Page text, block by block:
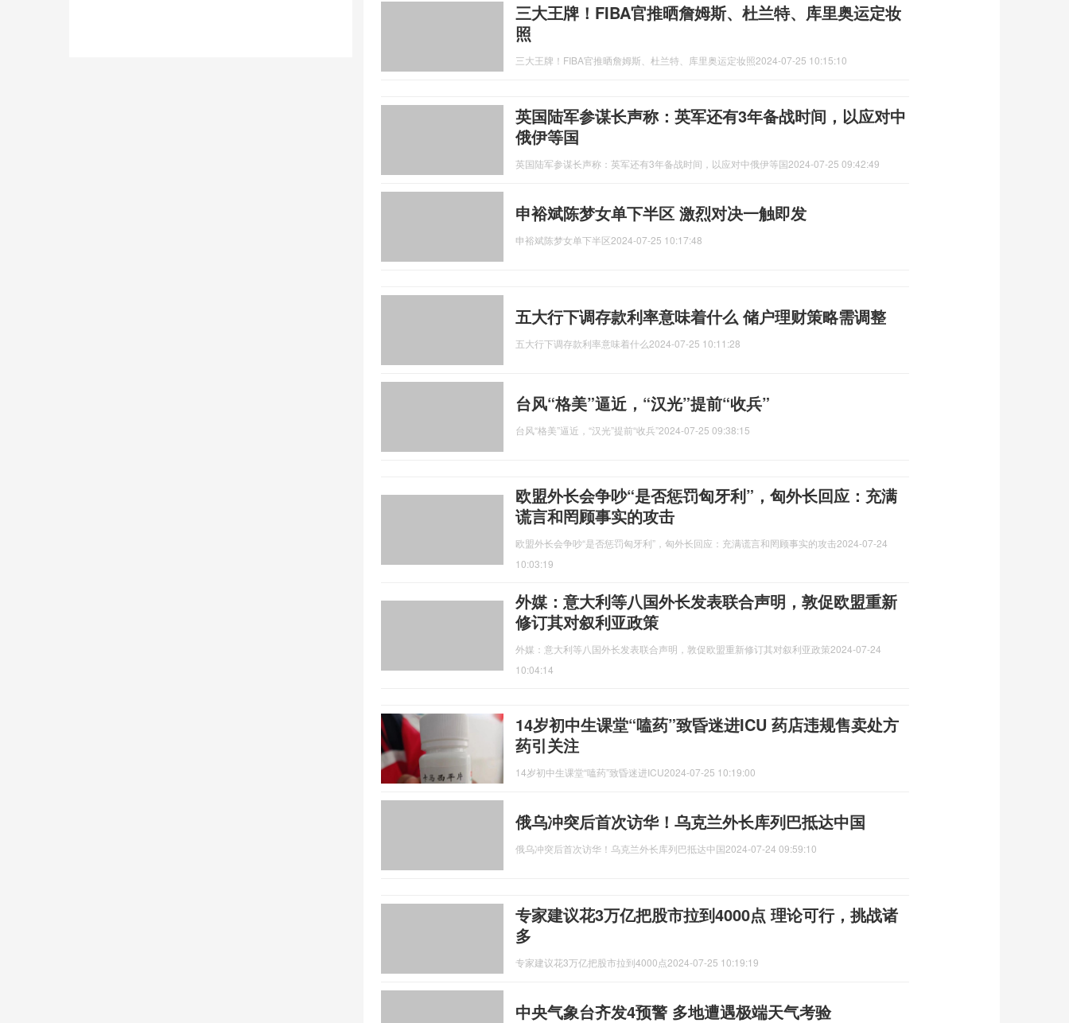
三大王牌！FIBA官推晒詹姆斯、杜兰特、库里奥运定妆
照
三大王牌！FIBA官推晒詹姆斯、杜兰特、库里奥运定妆照2024-07-25 10:15:10
英国陆军参谋长声称：英军还有3年备战时间，以应对中
俄伊等国
英国陆军参谋长声称：英军还有3年备战时间，以应对中俄伊等国2024-07-25 09:42:49
申裕斌陈梦女单下半区 激烈对决一触即发
申裕斌陈梦女单下半区2024-07-25 10:17:48
五大行下调存款利率意味着什么 储户理财策略需调整
五大行下调存款利率意味着什么2024-07-25 10:11:28
台风“格美”逼近，“汉光”提前“收兵”
台风“格美”逼近，“汉光”提前“收兵”2024-07-25 09:38:15
欧盟外长会争吵“是否惩罚匈牙利”，匈外长回应：充满
谎言和罔顾事实的攻击
欧盟外长会争吵“是否惩罚匈牙利”，匈外长回应：充满谎言和罔顾事实的攻击2024-07-24
10:03:19
外媒：意大利等八国外长发表联合声明，敦促欧盟重新
修订其对叙利亚政策
外媒：意大利等八国外长发表联合声明，敦促欧盟重新修订其对叙利亚政策2024-07-24
10:04:14
14岁初中生课堂“嗑药”致昏迷进ICU 药店违规售卖处方
药引关注
14岁初中生课堂“嗑药”致昏迷进ICU2024-07-25 10:19:00
俄乌冲突后首次访华！乌克兰外长库列巴抵达中国
俄乌冲突后首次访华！乌克兰外长库列巴抵达中国2024-07-24 09:59:10
专家建议花3万亿把股市拉到4000点 理论可行，挑战诸
多
专家建议花3万亿把股市拉到4000点2024-07-25 10:19:19
中央气象台齐发4预警 多地遭遇极端天气考验